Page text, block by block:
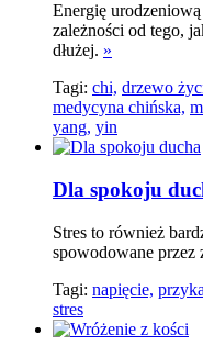
Energię
zależności od tego,
dłużej. »
Tagi: chi, drzewo
medycyna chińska,
yang, yin
Dla spokoju
Stres to również
spowodowane przez
Tagi: napięcie,
stres